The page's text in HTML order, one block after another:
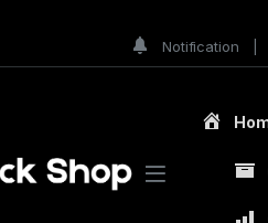
Notification